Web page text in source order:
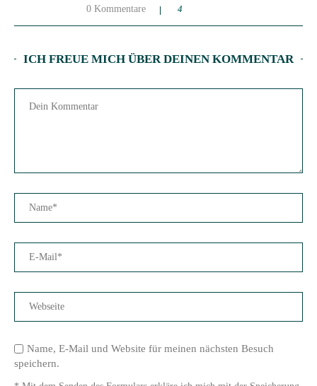
0 Kommentare 4
ICH FREUE MICH ÜBER DEINEN KOMMENTAR
Name, E-Mail und Website für meinen nächsten Besuch
speichern.